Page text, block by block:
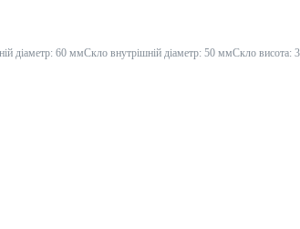
діаметр: 60 ммСкло внутрішній діаметр: 50 ммСкло